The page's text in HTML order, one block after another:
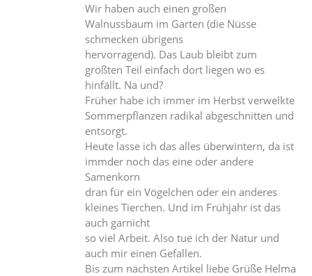
Wir haben auch einen großen
Walnussbaum im Garten (die Nüsse
schmecken übrigens
hervorragend). Das Laub bleibt zum
größten Teil einfach dort liegen wo es
hinfällt. Na und?
Früher habe ich immer im Herbst verwelkte
Sommerpflanzen radikal abgeschnitten und
entsorgt.
Heute lasse ich das alles überwintern, da ist
immder noch das eine oder andere
Samenkorn
dran für ein Vögelchen oder ein anderes
kleines Tierchen. Und im Frühjahr ist das
auch garnicht
so viel Arbeit. Also tue ich der Natur und
auch mir einen Gefallen.
Bis zum nächsten Artikel liebe Grüße Helma